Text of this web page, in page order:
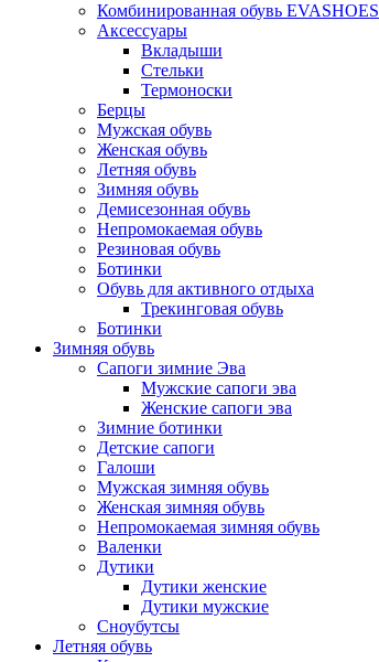
Комбинированная обувь EVASHOES
Аксессуары
Вкладыши
Стельки
Термоноски
Берцы
Мужская обувь
Женская обувь
Летняя обувь
Зимняя обувь
Демисезонная обувь
Непромокаемая обувь
Резиновая обувь
Ботинки
Обувь для активного отдыха
Трекинговая обувь
Ботинки
Зимняя обувь
Сапоги зимние Эва
Мужские сапоги эва
Женские сапоги эва
Зимние ботинки
Детские сапоги
Галоши
Мужская зимняя обувь
Женская зимняя обувь
Непромокаемая зимняя обувь
Валенки
Дутики
Дутики женские
Дутики мужские
Сноубутсы
Летняя обувь